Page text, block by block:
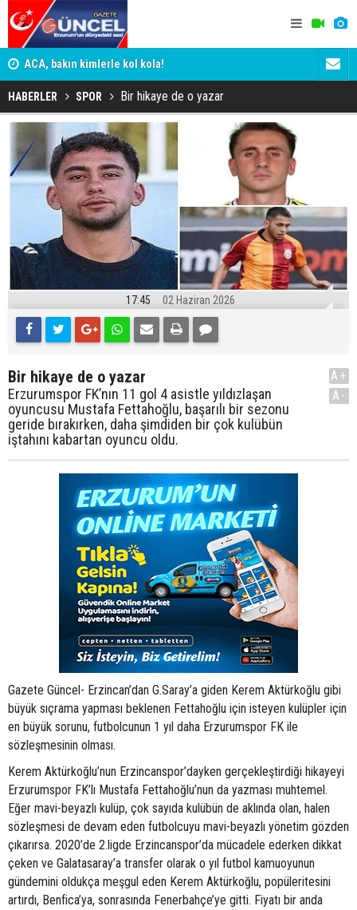
ACA, bakın kimlerle kol kola!
HABERLER SPOR Bir hikaye de o yazar
17:45 02 Haziran 2026
Bir hikaye de o yazar
Erzurumspor FK’nın 11 gol 4 asistle yıldızlaşan
oyuncusu Mustafa Fettahoğlu, başarılı bir sezonu
geride bırakırken, daha şimdiden bir çok kulübün
iştahını kabartan oyuncu oldu.
A+
A-
Gazete Güncel- Erzincan’dan G.Saray’a giden Kerem Aktürkoğlu gibi
büyük sıçrama yapması beklenen Fettahoğlu için isteyen kulüpler için
en büyük sorunu, futbolcunun 1 yıl daha Erzurumspor FK ile
sözleşmesinin olması.
Kerem Aktürkoğlu’nun Erzincanspor’dayken gerçekleştirdiği hikayeyi
Erzurumspor FK’lı Mustafa Fettahoğlu’nun da yazması muhtemel.
Eğer mavi-beyazlı kulüp, çok sayıda kulübün de aklında olan, halen
sözleşmesi de devam eden futbolcuyu mavi-beyazlı yönetim gözden
çıkarırsa. 2020’de 2.ligde Erzincanspor’da mücadele ederken dikkat
çeken ve Galatasaray’a transfer olarak o yıl futbol kamuoyunun
gündemini oldukça meşgul eden Kerem Aktürkoğlu, popüleritesini
artırdı, Benfica’ya, sonrasında Fenerbahçe’ye gitti. Fiyatı bir anda